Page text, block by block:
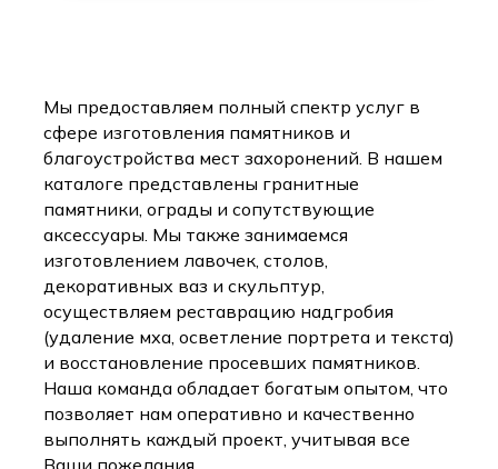
Мы предоставляем полный спектр услуг в
сфере изготовления памятников и
благоустройства мест захоронений. В нашем
каталоге представлены гранитные
памятники, ограды и сопутствующие
аксессуары. Мы также занимаемся
изготовлением лавочек, столов,
декоративных ваз и скульптур,
осуществляем реставрацию надгробия
(удаление мха, осветление портрета и текста)
и восстановление просевших памятников.
Наша команда обладает богатым опытом, что
позволяет нам оперативно и качественно
выполнять каждый проект, учитывая все